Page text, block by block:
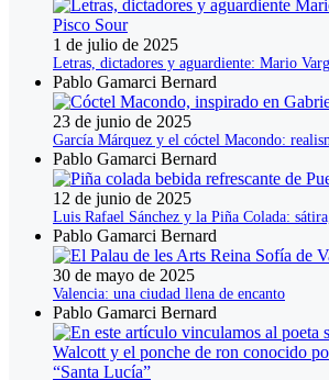
1 de julio de 2025
Letras, dictadores y aguardiente: Mario
Pablo Gamarci Bernard
23 de junio de 2025
García Márquez y el cóctel Macondo:
Pablo Gamarci Bernard
12 de junio de 2025
Luis Rafael Sánchez y la Piña Colada:
Pablo Gamarci Bernard
30 de mayo de 2025
Valencia: una ciudad llena de encanto
Pablo Gamarci Bernard